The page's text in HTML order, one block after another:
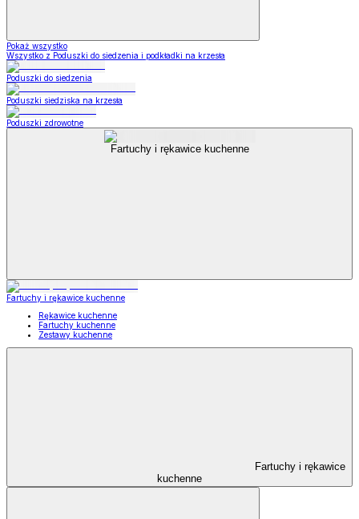
Pokaż wszystko
Wszystko z Poduszki do siedzenia i podkładki na krzesła
Poduszki do siedzenia
Poduszki siedziska na krzesła
Poduszki zdrowotne
Fartuchy i rękawice kuchenne
Fartuchy i rękawice kuchenne
Rękawice kuchenne
Fartuchy kuchenne
Zestawy kuchenne
Fartuchy i rękawice
kuchenne